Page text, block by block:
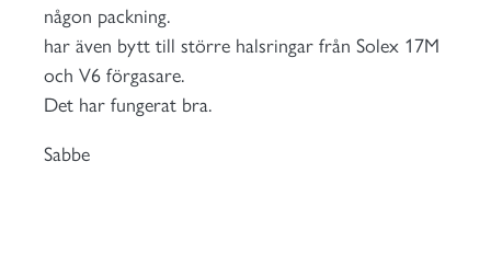
någon packning.
har även bytt till större halsringar från Solex 17M
och V6 förgasare.
Det har fungerat bra.
Sabbe